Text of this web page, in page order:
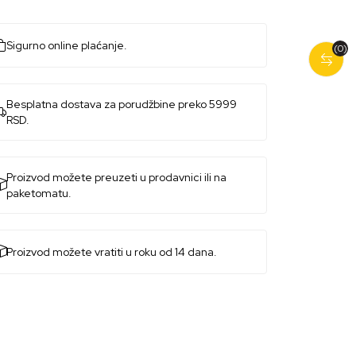
(0)
Sigurno online plaćanje.
Besplatna dostava za porudžbine preko 5999
RSD.
Proizvod možete preuzeti u prodavnici ili na
paketomatu.
Proizvod možete vratiti u roku od 14 dana.